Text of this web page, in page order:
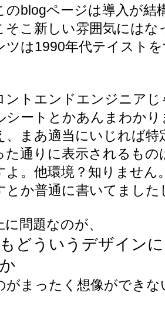
のblogページは導入が結
そこ新しい雰囲気には
ツは1990年代テイスト
ントエンドエンジニア
シートとかあんまわかり
、まあ適当にいじれば
た通りに表示されるも
よ。他環境？知りません
とか普通に書いてました
問題なのが、
どういうデザイン
がまったく想像ができ